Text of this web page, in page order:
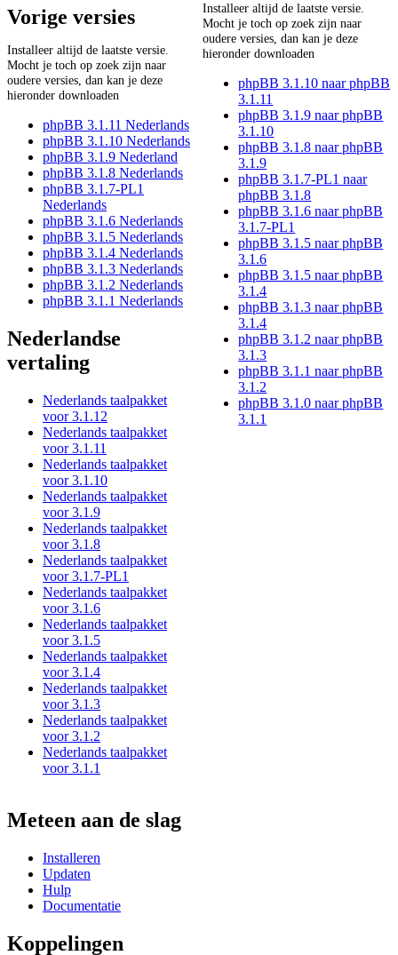
Vorige versies
Installeer altijd de laatste versie.
Mocht je toch op zoek zijn naar
oudere versies, dan kan je deze
hieronder downloaden
phpBB 3.1.11 Nederlands
phpBB 3.1.10 Nederlands
phpBB 3.1.9 Nederland
phpBB 3.1.8 Nederlands
phpBB 3.1.7-PL1
Nederlands
phpBB 3.1.6 Nederlands
phpBB 3.1.5 Nederlands
phpBB 3.1.4 Nederlands
phpBB 3.1.3 Nederlands
phpBB 3.1.2 Nederlands
phpBB 3.1.1 Nederlands
Nederlandse
vertaling
Nederlands taalpakket
voor 3.1.12
Nederlands taalpakket
voor 3.1.11
Nederlands taalpakket
voor 3.1.10
Nederlands taalpakket
voor 3.1.9
Nederlands taalpakket
voor 3.1.8
Nederlands taalpakket
voor 3.1.7-PL1
Nederlands taalpakket
voor 3.1.6
Nederlands taalpakket
voor 3.1.5
Nederlands taalpakket
voor 3.1.4
Nederlands taalpakket
voor 3.1.3
Nederlands taalpakket
voor 3.1.2
Nederlands taalpakket
voor 3.1.1
Installeer altijd de laatste versie.
Mocht je toch op zoek zijn naar
oudere versies, dan kan je deze
hieronder downloaden
phpBB 3.1.10 naar phpBB
3.1.11
phpBB 3.1.9 naar phpBB
3.1.10
phpBB 3.1.8 naar phpBB
3.1.9
phpBB 3.1.7-PL1 naar
phpBB 3.1.8
phpBB 3.1.6 naar phpBB
3.1.7-PL1
phpBB 3.1.5 naar phpBB
3.1.6
phpBB 3.1.5 naar phpBB
3.1.4
phpBB 3.1.3 naar phpBB
3.1.4
phpBB 3.1.2 naar phpBB
3.1.3
phpBB 3.1.1 naar phpBB
3.1.2
phpBB 3.1.0 naar phpBB
3.1.1
Meteen aan de slag
Installeren
Updaten
Hulp
Documentatie
Koppelingen